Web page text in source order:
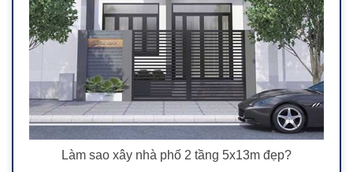
Làm sao xây nhà phố 2 tầng 5x13m đẹp?